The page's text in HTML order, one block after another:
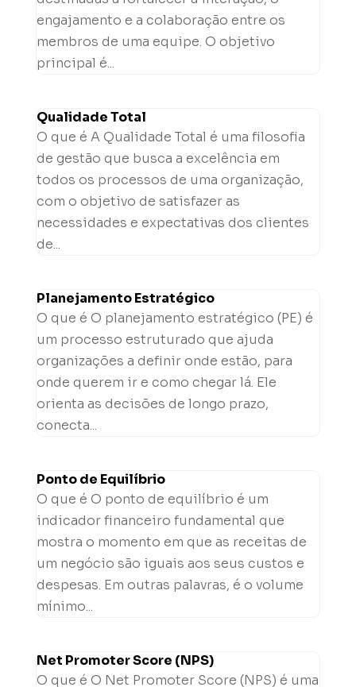
engajamento e a colaboração entre os
membros de uma equipe. O objetivo
principal é...
Qualidade Total
O que é A Qualidade Total é uma filosofia
de gestão que busca a excelência em
todos os processos de uma organização,
com o objetivo de satisfazer as
necessidades e expectativas dos clientes
de...
Planejamento Estratégico
O que é O planejamento estratégico (PE) é
um processo estruturado que ajuda
organizações a definir onde estão, para
onde querem ir e como chegar lá. Ele
orienta as decisões de longo prazo,
conecta...
Ponto de Equilíbrio
O que é O ponto de equilíbrio é um
indicador financeiro fundamental que
mostra o momento em que as receitas de
um negócio são iguais aos seus custos e
despesas. Em outras palavras, é o volume
mínimo...
Net Promoter Score (NPS)
O que é O Net Promoter Score (NPS) é uma